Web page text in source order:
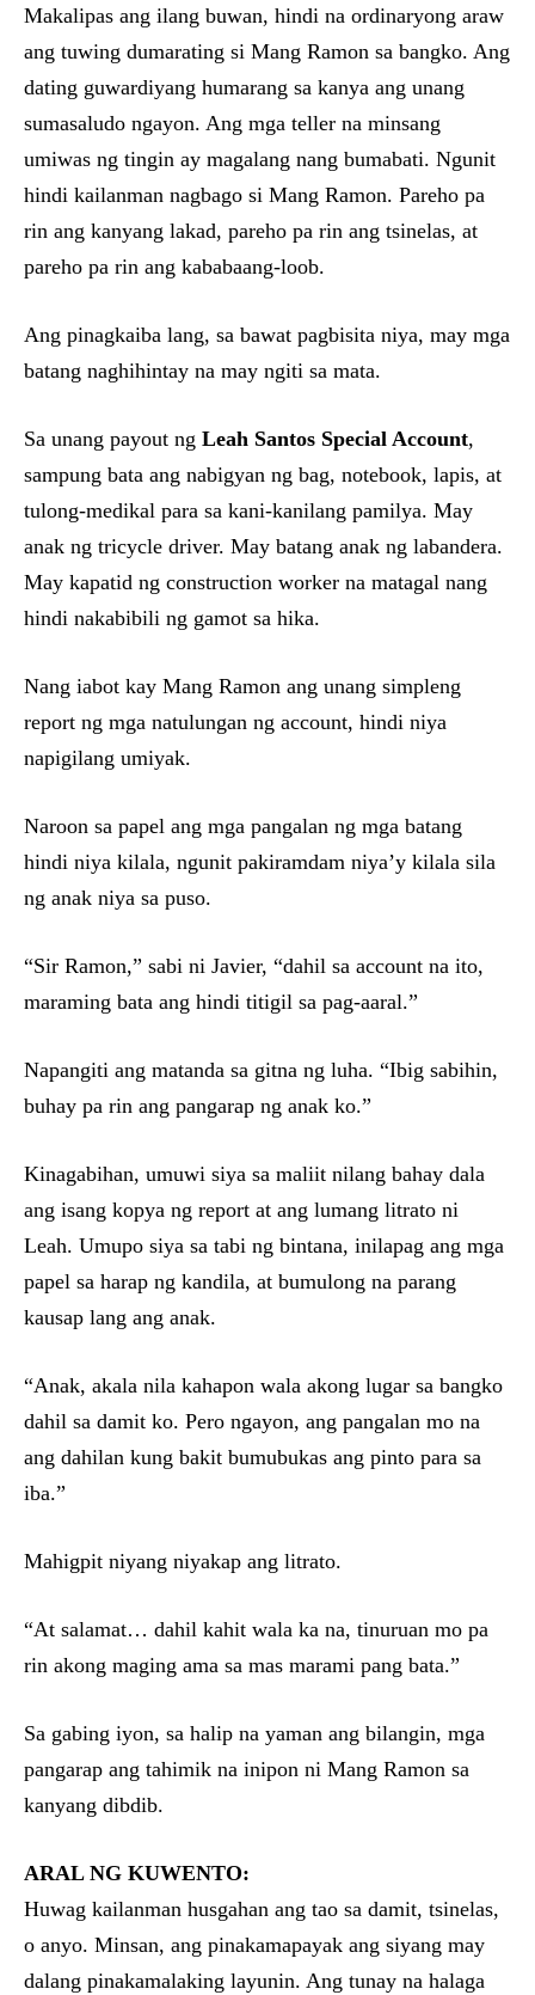
Makalipas ang ilang buwan, hindi na ordinaryong araw
ang tuwing dumarating si Mang Ramon sa bangko. Ang
dating guwardiyang humarang sa kanya ang unang
sumasaludo ngayon. Ang mga teller na minsang
umiwas ng tingin ay magalang nang bumabati. Ngunit
hindi kailanman nagbago si Mang Ramon. Pareho pa
rin ang kanyang lakad, pareho pa rin ang tsinelas, at
pareho pa rin ang kababaang-loob.
Ang pinagkaiba lang, sa bawat pagbisita niya, may mga
batang naghihintay na may ngiti sa mata.
Sa unang payout ng Leah Santos Special Account,
sampung bata ang nabigyan ng bag, notebook, lapis, at
tulong-medikal para sa kani-kanilang pamilya. May
anak ng tricycle driver. May batang anak ng labandera.
May kapatid ng construction worker na matagal nang
hindi nakabibili ng gamot sa hika.
Nang iabot kay Mang Ramon ang unang simpleng
report ng mga natulungan ng account, hindi niya
napigilang umiyak.
Naroon sa papel ang mga pangalan ng mga batang
hindi niya kilala, ngunit pakiramdam niya’y kilala sila
ng anak niya sa puso.
“Sir Ramon,” sabi ni Javier, “dahil sa account na ito,
maraming bata ang hindi titigil sa pag-aaral.”
Napangiti ang matanda sa gitna ng luha. “Ibig sabihin,
buhay pa rin ang pangarap ng anak ko.”
Kinagabihan, umuwi siya sa maliit nilang bahay dala
ang isang kopya ng report at ang lumang litrato ni
Leah. Umupo siya sa tabi ng bintana, inilapag ang mga
papel sa harap ng kandila, at bumulong na parang
kausap lang ang anak.
“Anak, akala nila kahapon wala akong lugar sa bangko
dahil sa damit ko. Pero ngayon, ang pangalan mo na
ang dahilan kung bakit bumubukas ang pinto para sa
iba.”
Mahigpit niyang niyakap ang litrato.
“At salamat… dahil kahit wala ka na, tinuruan mo pa
rin akong maging ama sa mas marami pang bata.”
Sa gabing iyon, sa halip na yaman ang bilangin, mga
pangarap ang tahimik na inipon ni Mang Ramon sa
kanyang dibdib.
ARAL NG KUWENTO:
Huwag kailanman husgahan ang tao sa damit, tsinelas,
o anyo. Minsan, ang pinakamapayak ang siyang may
dalang pinakamalaking layunin. Ang tunay na halaga